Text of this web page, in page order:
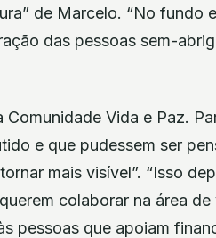
de Marcelo. “No fundo
das pessoas sem-
Vida e Paz.
e que pudessem ser
mais visível”. “Isso
colaborar na área de
pessoas que apoiam